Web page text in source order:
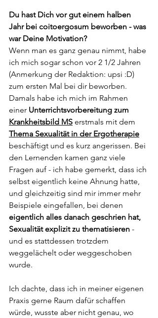
Du hast Dich vor gut einem halben
Jahr bei coitoergosum beworben - was
war Deine Motivation?
Wenn man es ganz genau nimmt, habe
ich mich sogar schon vor 2 1/2 Jahren
(Anmerkung der Redaktion: upsi :D)
zum ersten Mal bei dir beworben.
Damals habe ich mich im Rahmen
einer Unterrichtsvorbereitung zum
Krankheitsbild MS erstmals mit dem
Thema Sexualität in der Ergotherapie
beschäftigt und es kurz angerissen. Bei
den Lernenden kamen ganz viele
Fragen auf - ich habe gemerkt, dass ich
selbst eigentlich keine Ahnung hatte,
und gleichzeitig sind mir immer mehr
Beispiele eingefallen, bei denen
eigentlich alles danach geschrien hat,
Sexualität explizit zu thematisieren -
und es stattdessen trotzdem
weggelächelt oder weggeschoben
wurde.
Ich dachte, dass ich in meiner eigenen
Praxis gerne Raum dafür schaffen
würde, wusste aber nicht genau, wo